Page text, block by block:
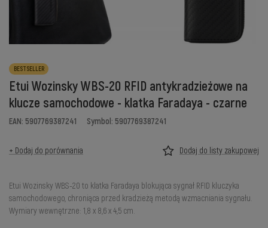
BESTSELLER
Etui Wozinsky WBS-20 RFID antykradzieżowe na
klucze samochodowe - klatka Faradaya - czarne
EAN: 5907769387241 Symbol: 5907769387241
+ Dodaj do porównania Dodaj do listy zakupowej
Etui Wozinsky WBS-20 to klatka Faradaya blokująca sygnał RFID kluczyka
samochodowego, chroniąca przed kradzieżą metodą wzmacniania sygnału.
Wymiary wewnętrzne: 1,8 x 8,6 x 4,5 cm.